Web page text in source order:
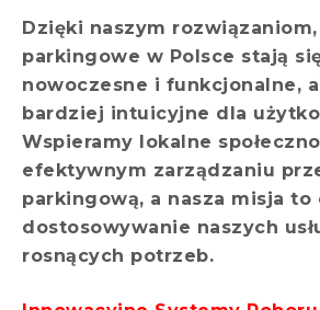
Dzięki naszym
parkingowe w Polsce stają
nowoczesne i funkcjonalne,
bardziej intuicyjne dla
Wspieramy lokalne
efektywnym zarządzaniu
parkingową, a nasza misja to
dostosowywanie naszych
rosnących potrzeb.